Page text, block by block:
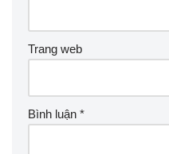
Trang web
Bình luận *